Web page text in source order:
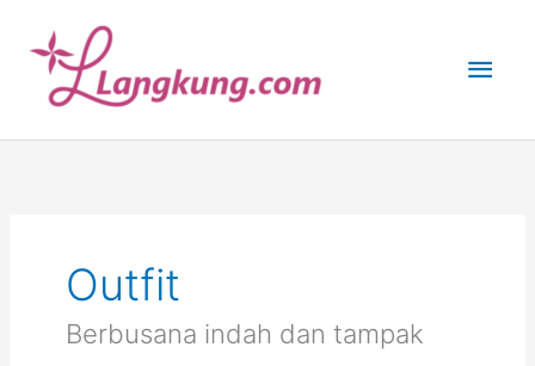
content
Main
Outfit
Berbusana indah dan tampak